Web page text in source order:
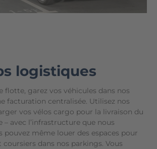
logistiques
flotte, garez vos véhicules dans nos
facturation centralisée. Utilisez nos
vos vélos cargo pour la livraison du
avec l’infrastructure que nous
pouvez même louer des espaces pour
dans nos parkings. Vous